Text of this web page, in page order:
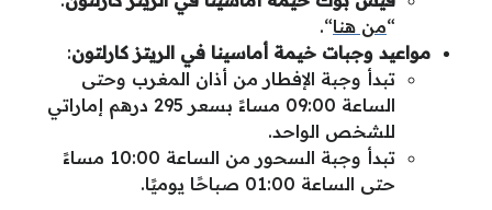
“من هنا“.
مواعيد وجبات خيمة أماسينا في الريتز كارلتون:
تبدأ وجبة الإفطار من أذان المغرب وحتى
الساعة 09:00 مساءً بسعر 295 درهم إماراتي
للشخص الواحد.
تبدأ وجبة السحور من الساعة 10:00 مساءً
حتى الساعة 01:00 صباحًا يوميًا.